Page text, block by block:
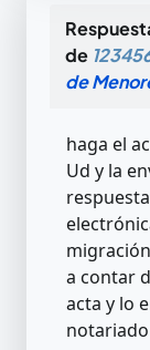
de
de
haga el
Ud y la
a contar
acta y lo
notariado